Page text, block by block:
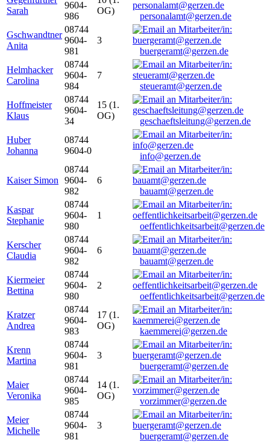
Sarah
9604-
986
OG)
personalamt@gerzen.de
Gschwandtner
Anita
08744
9604-
981
3
buergeramt@gerzen.de
Helmhacker
Carolina
08744
9604-
984
7
steueramt@gerzen.de
Hoffmeister
Klaus
08744
9604-
34
15 (1.
OG)
geschaeftsleitung@gerzen.de
Huber
Johanna
08744
9604-0
info@gerzen.de
Kaiser Simon
08744
9604-
982
6
bauamt@gerzen.de
Kaspar
Stephanie
08744
9604-
980
1
oeffentlichkeitsarbeit@gerzen.de
Kerscher
Claudia
08744
9604-
982
6
bauamt@gerzen.de
Kiermeier
Bettina
08744
9604-
980
2
oeffentlichkeitsarbeit@gerzen.de
Kratzer
Andrea
08744
9604-
983
17 (1.
OG)
kaemmerei@gerzen.de
Krenn
Martina
08744
9604-
981
3
buergeramt@gerzen.de
Maier
Veronika
08744
9604-
985
14 (1.
OG)
vorzimmer@gerzen.de
Meier
Michelle
08744
9604-
981
3
buergeramt@gerzen.de